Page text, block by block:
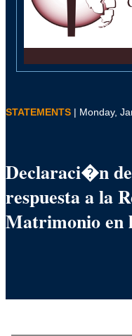
STATEMENTS | Monday,
Declaraci�n
respuesta a la
Matrimonio en